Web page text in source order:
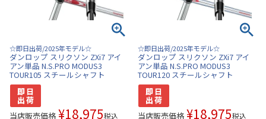
☆即日出荷/2025年モデル☆
ダンロップ スリクソン ZXi7 アイ
アン単品 N.S.PRO MODUS3
TOUR105 スチールシャフト
当店販売価格 ¥18,975税込
☆即日出荷/2025年モデル☆
ダンロップ スリクソン ZXi7 アイ
アン単品 N.S.PRO MODUS3
TOUR120 スチールシャフト
当店販売価格 ¥18,975税込